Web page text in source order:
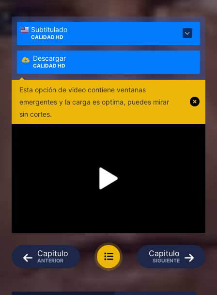
Subtitulado
CALIDAD HD
Descargar
CALIDAD HD
Esta opción de video contiene ventanas
emergentes y la carga es optima, puedes mirar
sin cortes.
Capitulo
ANTERIOR
Capitulo
SIGUIENTE